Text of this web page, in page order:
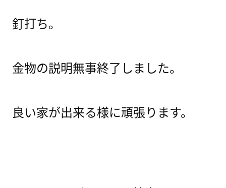
釘打ち。
金物の説明無事終了しました。
良い家が出来る様に頑張ります。